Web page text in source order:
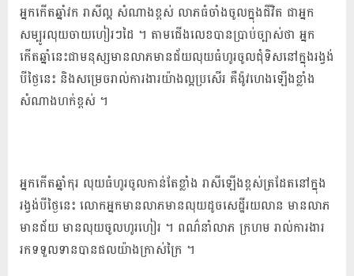
អ្នក​កើត​ឆ្នាំវក រាសី​ល្អ សំណាង​ខ្ពស់ លាភ​ធំ​ចាំង​ចូល​ក្នុង​ជីវិត ជា​អ្នក​
សម្បូរ​លុយ​ចាយ​ហៀរ​ៗ​ដៃ ។ តាម​ជើង​លេខ​បាន​ប្រាប់​ច្បាស់​ថា អ្នក​
កើត​ឆ្នាំ​នេះ​ជា​មនុស្ស​មាន​លាភ​មាន​ជ័យ​លុយ​ធំ​ហូរ​ចូល​ជុំ​ទិស​នៅ​ក្នុង​រង្វង់​
បី​ថ្ងៃនេះ និង​សម្រេច​រាល់​ការងារ​យ៉ាង​ល្អ​ប្រសើរ គឺ​ង៉ូ​វ​ហេង​ឡើង​ខ្លាំង
សំណាង​ហក់​ខ្ពស់ ។
អ្នក​កើត​ឆ្នាំកុរ លុយ​ធំ​ហូរ​ចូល​កាន់តែ​ខ្លាំង រាសី​ឡើង​ខ្ពស់ត្រដែត​នៅ​ក្នុង​
រង្វង់​បី​ថ្ងៃនេះ លោក​អ្នកមាន​លាភ​មាន​លុយ​ដូច​សេដ្ឋី​រយ​លាន មាន​លាភ
មាន​ជ័យ មាន​លុយ​ចូល​ហូរហៀរ ។ ពណ៌​នាំ​លាភ ក្រហម រាល់​ការងារ​
រក​ទទួលទាន​បាន​ផល​យ៉ាង​ក្រាស់ក្រៃ ។